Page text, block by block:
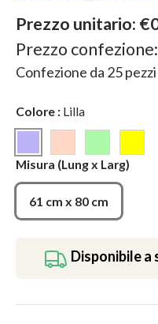
Prezzo unitario:
Prezzo confezione:
Confezione da 25pezzi
Misura (Lung x Larg)
61 cm x 80 cm
Colore : Lilla
Lilla Rosa Cipria
Verde
Disponibile a